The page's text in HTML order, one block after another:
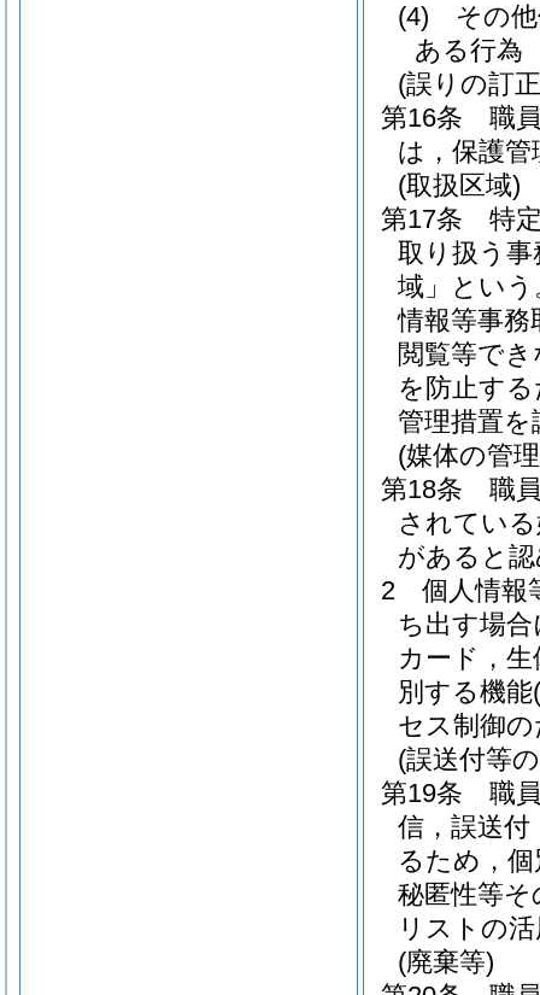
(4)
その
ある行為
(誤りの訂
第16条
職
は，保護
(取扱区域)
第17条
特
取り扱う
域」という
情報等事務
閲覧等で
を防止す
管理措置を
(媒体の管
第18条
職
されてい
があると
2
個人情報
ち出す場
カード，
別する機能
セス制御
(誤送付等
第19条
職
信，誤送
るため，
秘匿性等
リストの
(廃棄等)